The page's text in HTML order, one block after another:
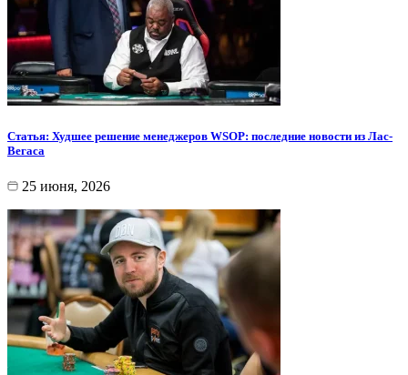
Статья: Худшее решение менеджеров WSOP: последние новости из Лас-
Вегаса
25 июня, 2026